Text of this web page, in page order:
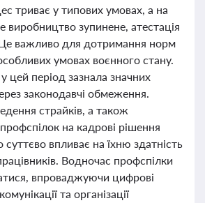
триває у типових умовах, а на
виробництво зупинене, атестація
важливо для дотримання норм
умовах воєнного стану.
цей період зазнала значних
законодавчі обмеження.
страйків, а також
на кадрові рішення
впливає на їхню здатність
Водночас профспілки
впроваджуючи цифрові
та організації